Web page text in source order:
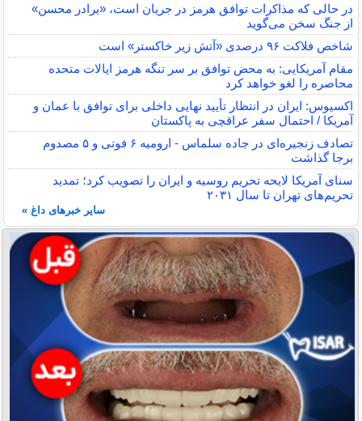
در حالی که مذاکرات توافق هرمز در جریان است، «برادر محسن»
از جنگ سخن می‌گوید
شاخص فلاکت ۹۶ درصدی «آتش زیر خاکستر» است
مقام آمریکایی: به محض توافق بر سر تنگه هرمز ایالات متحده
محاصره را لغو خواهد کرد
اکسیوس: ایران در انتظار تأیید نهایی داخلی برای توافق با عمان و
آمریکا / احتمال سفر عراقچی به پاکستان
تصادف زنجیره‌ای در جاده سلماس - ارومیه ۶ فوتی و ۵ مصدوم
برجا گذاشت
سنای آمریکا لایحه تحریم روسیه و ایران را تصویب کرد؛ تمدید
تحریم‌های تهران تا سال ۲۰۳۱
سایر خبرهای داغ »